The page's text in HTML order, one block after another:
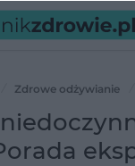
Zdrowe odżywianie
[Porada eksperta]